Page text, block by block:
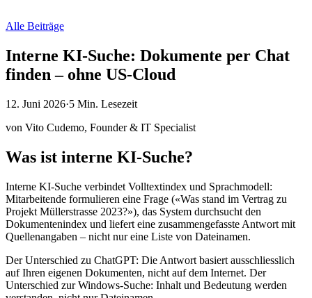
Alle Beiträge
Interne KI-Suche: Dokumente per Chat
finden – ohne US-Cloud
12. Juni 2026·5 Min. Lesezeit
von Vito Cudemo, Founder & IT Specialist
Was ist interne KI-Suche?
Interne KI-Suche verbindet Volltextindex und Sprachmodell:
Mitarbeitende formulieren eine Frage («Was stand im Vertrag zu
Projekt Müllerstrasse 2023?»), das System durchsucht den
Dokumentenindex und liefert eine zusammengefasste Antwort mit
Quellenangaben – nicht nur eine Liste von Dateinamen.
Der Unterschied zu ChatGPT: Die Antwort basiert ausschliesslich
auf Ihren eigenen Dokumenten, nicht auf dem Internet. Der
Unterschied zur Windows-Suche: Inhalt und Bedeutung werden